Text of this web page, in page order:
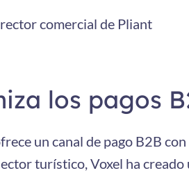
comercial de Pliant
los pagos
un canal de pago B2B
turístico, Voxel ha